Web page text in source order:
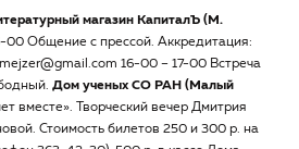
магазин КапиталЪ (М.
00 Общение с прессой. Аккредитация:
16-00 – 17-00 Встреча
Дом ученых СО РАН (Малый
вместе». Творческий вечер Дмитрия
Стоимость билетов 250 и 300 р. на